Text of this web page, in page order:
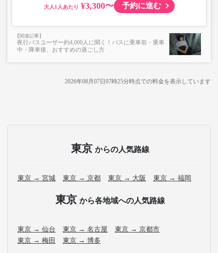
・AM1時～5時の間はシステムメンテナンスの為ご予約が
・在庫の状況はリアルタイムの表示ではございません。
※売り切れの場合でも残数が表示される場合がありま
す。
・一部取り扱いのない停留所がある場合がございます。
ントタイプでのご用意となります。
仕様が変更となる場合がございます。あらかじめご了承く
大人 ¥3,300〜 予約に進む
夜行バスユーザー約4,000人に聞く！バスに乗車前・乗車
中・降車後、おすすめの過ごし方
2026年08月07日07時25分時点での料金を表示しています
東京 からの人気路線
東京 → 宮城 東京 → 京都 東京 → 大阪 東京 → 福岡
東京 から各地域への人気路線
東京 → 仙台 東京 → 名古屋
東京 → 京都市
東京 → 梅田
東京 → 博多